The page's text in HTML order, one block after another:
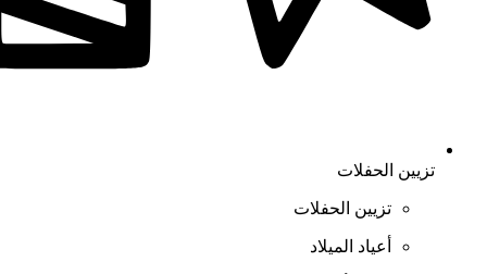
تزيين الحفلات
تزيين الحفلات
أعياد الميلاد